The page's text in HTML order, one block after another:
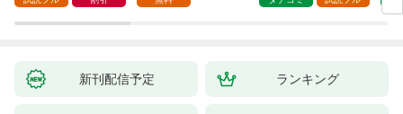
新刊配信予定 ランキング